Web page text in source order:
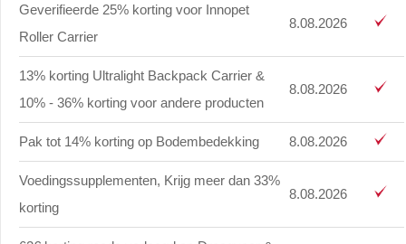
Geverifieerde 25% korting voor Innopet
Roller Carrier
8.08.2026
13% korting Ultralight Backpack Carrier &
10% - 36% korting voor andere producten
8.08.2026
Pak tot 14% korting op Bodembedekking 8.08.2026
Voedingssupplementen, Krijg meer dan 33%
korting
8.08.2026